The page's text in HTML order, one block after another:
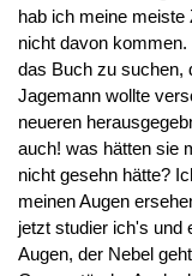
hab ich meine meiste
nicht davon
das Buch zu suchen,
Jagemann wollte
neueren
auch! was hätten sie
nicht gesehn hätte?
meinen Augen
jetzt studier ich's und
Augen, der Nebel